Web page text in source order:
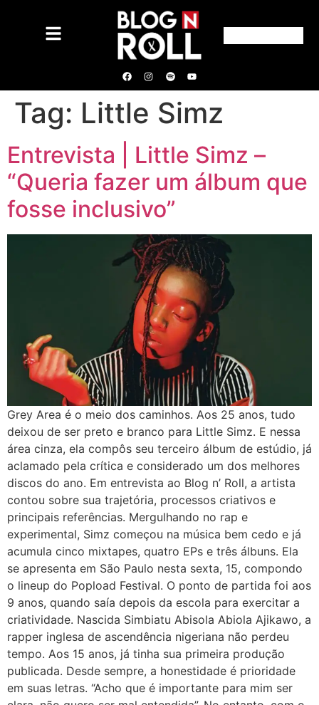
Tag: Little Simz
Entrevista | Little Simz –
“Queria fazer um álbum que
fosse inclusivo”
Grey Area é o meio dos caminhos. Aos 25 anos, tudo
deixou de ser preto e branco para Little Simz. E nessa
área cinza, ela compôs seu terceiro álbum de estúdio, já
aclamado pela crítica e considerado um dos melhores
discos do ano. Em entrevista ao Blog n’ Roll, a artista
contou sobre sua trajetória, processos criativos e
principais referências. Mergulhando no rap e
experimental, Simz começou na música bem cedo e já
acumula cinco mixtapes, quatro EPs e três álbuns. Ela
se apresenta em São Paulo nesta sexta, 15, compondo
o lineup do Popload Festival. O ponto de partida foi aos
9 anos, quando saía depois da escola para exercitar a
criatividade. Nascida Simbiatu Abisola Abiola Ajikawo, a
rapper inglesa de ascendência nigeriana não perdeu
tempo. Aos 15 anos, já tinha sua primeira produção
publicada. Desde sempre, a honestidade é prioridade
em suas letras. “Acho que é importante para mim ser